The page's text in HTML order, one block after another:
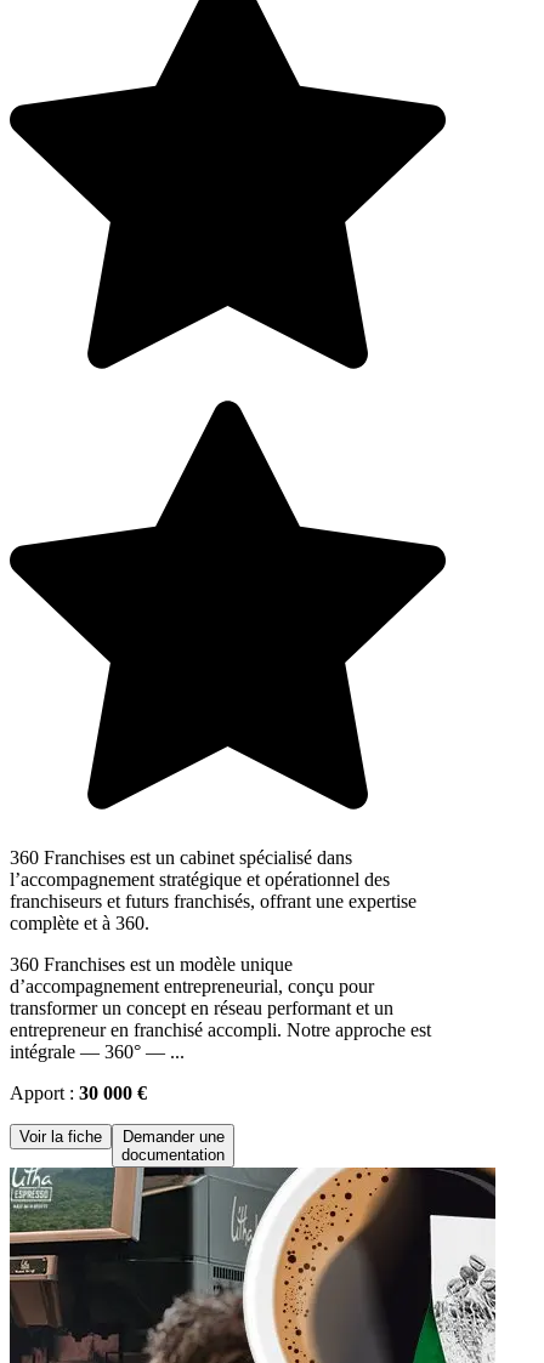
360 Franchises est un cabinet spécialisé dans
l’accompagnement stratégique et opérationnel des
franchiseurs et futurs franchisés, offrant une expertise
complète et à 360.
360 Franchises est un modèle unique
d’accompagnement entrepreneurial, conçu pour
transformer un concept en réseau performant et un
entrepreneur en franchisé accompli. Notre approche est
intégrale — 360° — ...
Apport : 30 000 €
Voir la fiche
Demander une
documentation